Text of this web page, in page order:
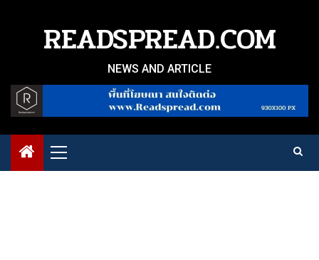
READSPREAD.COM
NEWS AND ARTICLE
Primary
Menu